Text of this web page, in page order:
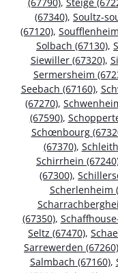
(67340), Soultz-
(67120),
Solbach (67130),
Siewiller (67320),
Sermersheim
Seebach (67160),
(67270),
(67590),
Schœnbourg
(67370),
Schirrhein
(67300),
Scherlenheim
(67350),
Seltz (67470),
Sarrewerden (67260)
Salmbach (67160),